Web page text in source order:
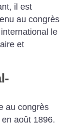
il est
au congrès
le
et
au congrès
août 1896.